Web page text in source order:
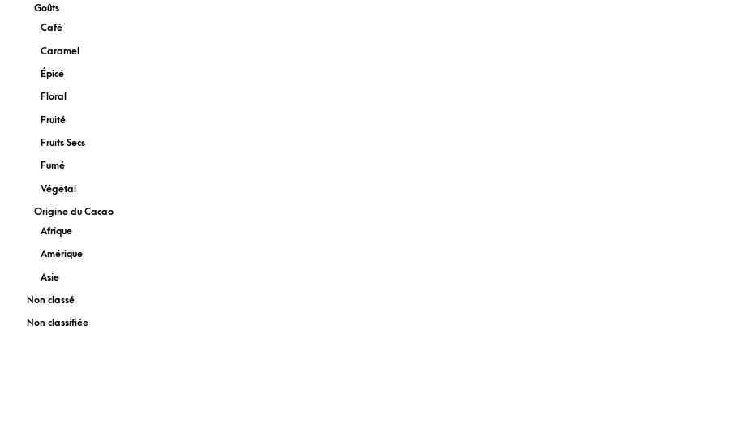
Goûts
Café
Caramel
Épicé
Floral
Fruité
Fruits Secs
Fumé
Végétal
Origine du Cacao
Afrique
Amérique
Asie
Non classé
Non classifiée